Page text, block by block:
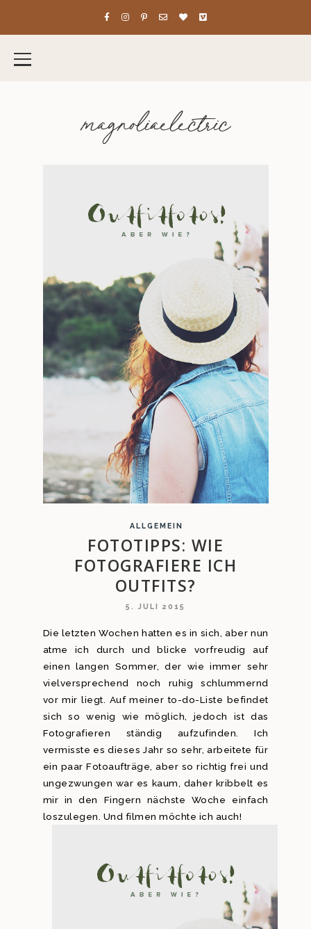
magnoliaelectric
ALLGEMEIN
FOTOTIPPS: WIE
FOTOGRAFIERE ICH
OUTFITS?
5. JULI 2015
Die letzten Wochen hatten es in sich, aber nun
atme ich durch und blicke vorfreudig auf
einen langen Sommer, der wie immer sehr
vielversprechend noch ruhig schlummernd
vor mir liegt. Auf meiner to-do-Liste befindet
sich so wenig wie möglich, jedoch ist das
Fotografieren ständig aufzufinden. Ich
vermisste es dieses Jahr so sehr, arbeitete für
ein paar Fotoaufträge, aber so richtig frei und
ungezwungen war es kaum, daher kribbelt es
mir in den Fingern nächste Woche einfach
loszulegen. Und filmen möchte ich auch!